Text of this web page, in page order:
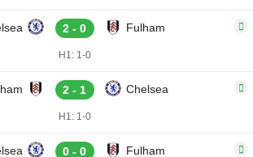
2 - 0 Fulham
H1: 1-0
2 - 1 Chelsea
H1: 1-0
0 - 0 Fulham